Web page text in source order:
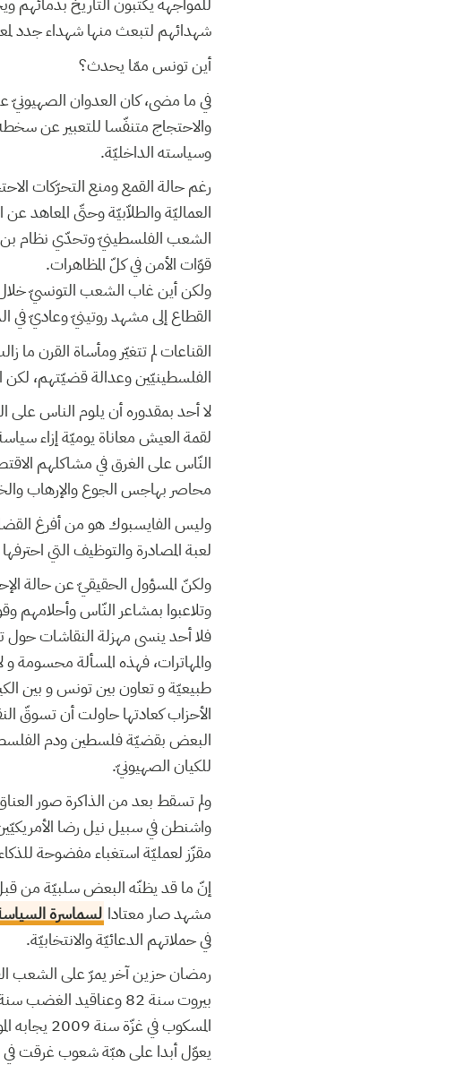
شهدائهم لتبعث منها شهداء جدد
أين تونس ممّا يحدث؟
في ما مضى، كان العدوان الصهيونيّ
والاحتجاج متنفّسا للتعبير عن
وسياسته الداخليّة.
رغم حالة القمع ومنع التحرّكات
الشعب الفلسطينيّ وتحدّي نظام بن
قوّات الأمن في كلّ المظاهرات.
ولكن أين غاب الشعب التونسيّ خلال
القطاع إلى مشهد روتينيّ وعاديّ في
القناعات لم تتغيّر ومأساة القرن
الفلسطينيّين وعدالة قضيّتهم، لكن
لا أحد بمقدوره أن يلوم الناس
لقمة العيش معاناة يوميّة إزاء
النّاس على الغرق في مشاكلهم
محاصر بهاجس الجوع والإرهاب
وليس الفايسبوك هو من أفرغ
لعبة المصادرة والتوظيف التي
ولكنّ المسؤول الحقيقيّ عن حالة
وتلاعبوا بمشاعر النّاس وأحلامهم
فلا أحد ينسى مهزلة النقاشات حول
والمهاترات، فهذه المسألة محسومة
طبيعيّة و تعاون بين تونس و بين
الأحزاب كعادتها حاولت أن تسوقّ
البعض بقضيّة فلسطين ودم
للكيان الصهيونيّ.
ولم تسقط بعد من الذاكرة صور
واشنطن في سبيل نيل رضا
مقزّز لعمليّة استغباء مفضوحة
إنّ ما قد يظنّه البعض سلبيّة من قبل
مشهد صار معتادا لسماسرة
في حملاتهم الدعائيّة والانتخابيّة.
المسكوب
يعوّل أبدا على هبّة شعوب غرقت في